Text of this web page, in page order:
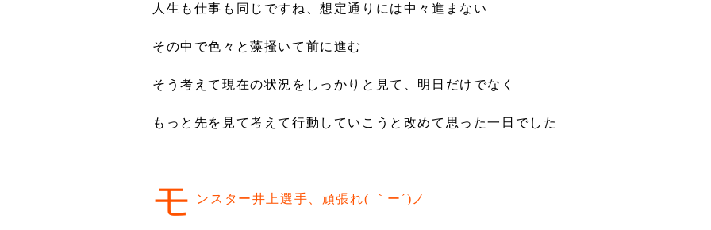
人生も仕事も同じですね、想定通りには中々進まない
その中で色々と藻掻いて前に進む
そう考えて現在の状況をしっかりと見て、明日だけでなく
もっと先を見て考えて行動していこうと改めて思った一日でした
モ ンスター井上選手、頑張れ( ｀ー´)ノ